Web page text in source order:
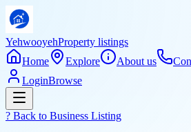
YehwooyehProperty listings
Home
Explore About us
LoginBrowse
? Back to Business Listing